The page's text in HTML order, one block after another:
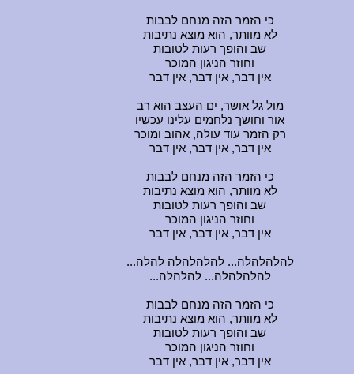
כי הזמר הזה מנחם לבבות
לא מוותר, הוא מוצא נתיבות
שב והופך רעות לטובות
וחוזר הניגון המוכר
אין דבר, אין דבר, אין דבר
מול גל אושר, ים העצב הוא רב
אור וחושך נלחמים עלינו עכשיו
רק הזמר עוד עולה, אהוב ומוכר
אין דבר, אין דבר, אין דבר
כי הזמר הזה מנחם לבבות
לא מוותר, הוא מוצא נתיבות
שב והופך רעות לטובות
וחוזר הניגון המוכר
אין דבר, אין דבר, אין דבר
...להלהלהלה... להלהלהלה להלה
...להלהלהלה... להלהלה
כי הזמר הזה מנחם לבבות
לא מוותר, הוא מוצא נתיבות
שב והופך רעות לטובות
וחוזר הניגון המוכר
אין דבר, אין דבר, אין דבר